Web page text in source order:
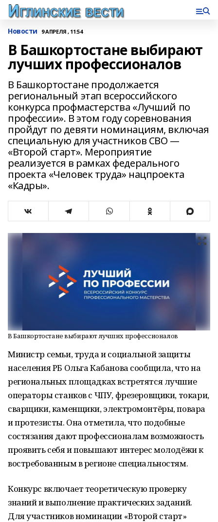
Новости 9 АПРЕЛЯ , 11:54
В Башкортостане выбирают
лучших профессионалов
В Башкортостане продолжается
региональный этап всероссийского
конкурса профмастерства «Лучший по
профессии». В этом году соревнования
пройдут по девяти номинациям, включая
специальную для участников СВО —
«Второй старт». Мероприятие
реализуется в рамках федерального
проекта «Человек труда» нацпроекта
«Кадры».
В Башкортостане выбирают лучших профессионалов
Министр семьи, труда и социальной защиты
населения РБ Ольга Кабанова сообщила, что на
региональных площадках встретятся лучшие
операторы станков с ЧПУ, фрезеровщики, токари,
сварщики, каменщики, электромонтёры, повара
и протезисты. Она отметила, что подобные
состязания дают профессионалам возможность
проявить себя и повышают интерес молодёжи к
востребованным в регионе специальностям.
Конкурс включает теоретическую проверку
знаний и выполнение практических заданий.
Для участников номинации «Второй старт»